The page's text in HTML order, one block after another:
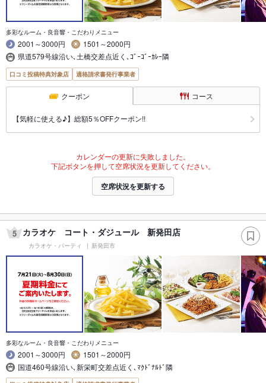
多彩なルーム・良音響・こだわりメニュー
2001～3000円
1501～2000円
県道579号線沿い､土橋交差点近く､ｺﾞｰｺﾞｰｶﾚｰ隣
口コミ投稿特典対象店 適格請求書発行事業者
クーポン コース
【気軽に使える♪】総額5％OFFクーポン!!
カレンダーの更新に失敗しました。
下記ボタンを押して空席状況を更新してください。
空席状況を更新する
5 カラオケ コート・ダジュール 新発田店
カラオケ・パーティ 新発田市
多彩なルーム・良音響・こだわりメニュー
2001～3000円
1501～2000円
国道460号線沿い､新栄町交差点近く､ﾏｸﾄﾞﾅﾙﾄﾞ隣